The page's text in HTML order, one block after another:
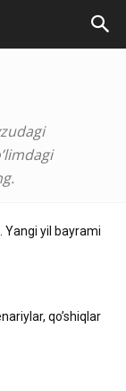
Yangi yil bayrami
qo’shiqlar